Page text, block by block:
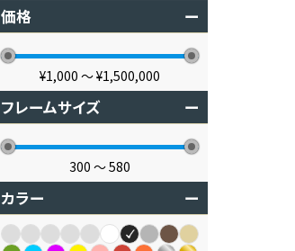
価格 ー
¥1,000 〜¥1,500,000
フレームサイズ ー
300 〜580
カラー ー